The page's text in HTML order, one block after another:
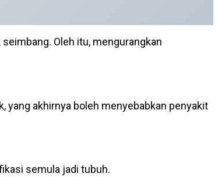
Oleh itu, mengurangkan
yang akhirnya boleh menyebabkan penyakit
semula jadi tubuh.